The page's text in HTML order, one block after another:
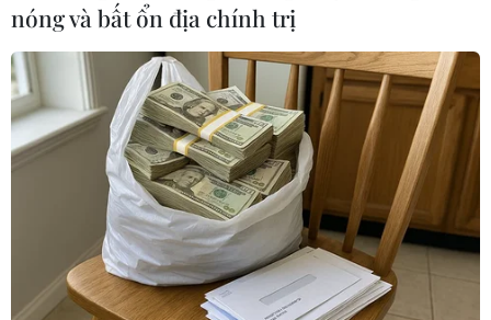
#Chinh phục môn Địa lý thi tốt nghiệp
#Chiến lược ôn luyện cuối cấp
#Hệ thống kiến thức và kỹ năng
#Rèn luyện tâm lý thi cử
#Phương pháp xử lý câu hỏi Atlat
#Quản lý thời gian làm bài
#Tránh nhồi nhét kiến thức
nóng và bất ổn địa chính trị